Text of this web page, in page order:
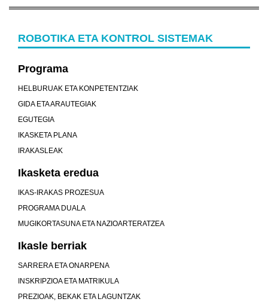
ROBOTIKA ETA KONTROL SISTEMAK
Programa
HELBURUAK ETA KONPETENTZIAK
GIDA ETA ARAUTEGIAK
EGUTEGIA
IKASKETA PLANA
IRAKASLEAK
Ikasketa eredua
IKAS-IRAKAS PROZESUA
PROGRAMA DUALA
MUGIKORTASUNA ETA NAZIOARTERATZEA
Ikasle berriak
SARRERA ETA ONARPENA
INSKRIPZIOA ETA MATRIKULA
PREZIOAK, BEKAK ETA LAGUNTZAK